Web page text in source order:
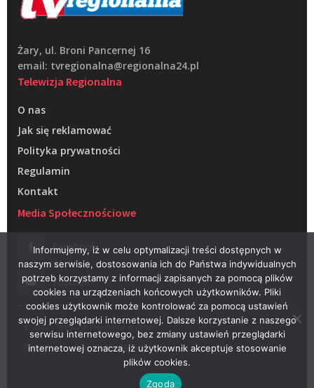
Żary, ul. Broni Pancernej 16
email: tvregionalna@regionalna24.pl
Telewizja Regionalna
O nas
Jak się reklamować
Polityka prywatności
Regulamin
Kontakt
Media Społecznościowe
Facebook
Youtube
© 2022 – Telewizja Regionalna w Żarach
Projektowanie stron WWW –RAGACOM
Informujemy, iż w celu optymalizacji treści dostępnych w
naszym serwisie, dostosowania ich do Państwa indywidualnych
potrzeb korzystamy z informacji zapisanych za pomocą plików
cookies na urządzeniach końcowych użytkowników. Pliki
cookies użytkownik może kontrolować za pomocą ustawień
swojej przeglądarki internetowej. Dalsze korzystanie z naszego
serwisu internetowego, bez zmiany ustawień przeglądarki
internetowej oznacza, iż użytkownik akceptuje stosowanie
plików cookies.
Zgoda